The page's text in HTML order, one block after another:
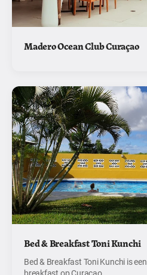
Madero Ocean Club Curaçao
Bed & Breakfast Toni Kunchi
Bed & Breakfast Toni Kunchi is